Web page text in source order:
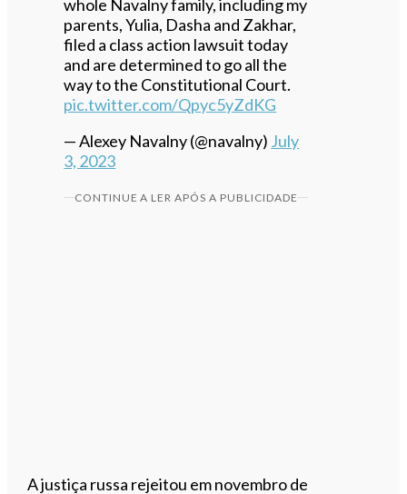
whole Navalny family, including my
parents, Yulia, Dasha and Zakhar,
filed a class action lawsuit today
and are determined to go all the
way to the Constitutional Court.
pic.twitter.com/Qpyc5yZdKG
— Alexey Navalny (@navalny) July
3, 2023
CONTINUE A LER APÓS A PUBLICIDADE
A justiça russa rejeitou em novembro de